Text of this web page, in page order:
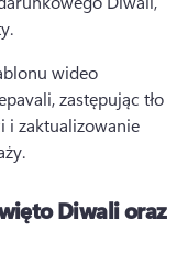
wideo
zastępując tło
i zaktualizowanie
Diwali oraz